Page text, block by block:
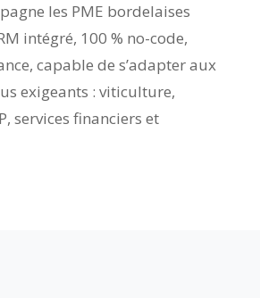
les PME bordelaises
intégré, 100 % no-code,
capable de s’adapter aux
exigeants : viticulture,
services financiers et